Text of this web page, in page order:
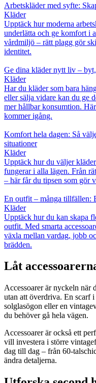
Arbetskläder med syfte:
Kläder
Upptäck hur moderna
underlätta och ge komfort i
vårdmiljö – rätt plagg gör
identitet.
Ge dina kläder nytt liv –
Kläder
Har du kläder som bara
eller sälja vidare kan du ge
mer hållbar konsumtion.
kommer igång.
Komfort hela dagen: Så
situationer
Kläder
Upptäck hur du väljer
fungerar i alla lägen. Från
– här får du tipsen som gör
En outfit – många tillfällen:
Kläder
Upptäck hur du kan skapa
outfit. Med smarta
växla mellan vardag, jobb
brädden.
Låt
Accessoarer är nyckeln när
utan att överdriva. En scarf
solglasögon eller en
du behöver gå hela vägen.
Accessoarer är också ett
vill investera i större
dag till dag – från 60-
ändra detaljerna.